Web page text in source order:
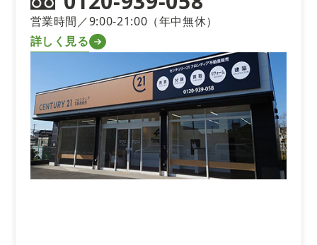
営業時間／9:00-21:00（年中無休）
詳しく見る